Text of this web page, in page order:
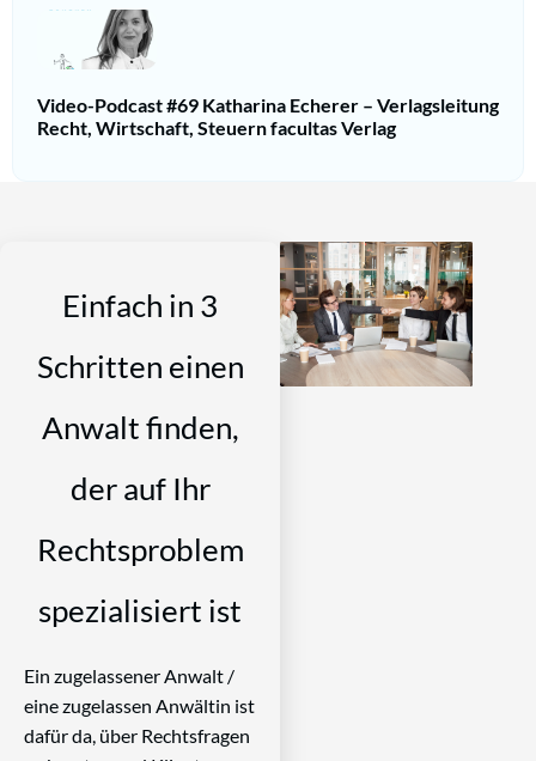
Video-Podcast #69 Katharina Echerer – Verlagsleitung
Recht, Wirtschaft, Steuern facultas Verlag
Einfach in 3
Schritten einen
Anwalt finden,
der auf Ihr
Rechtsproblem
spezialisiert ist
Ein zugelassener Anwalt /
eine zugelassen Anwältin ist
dafür da, über Rechtsfragen